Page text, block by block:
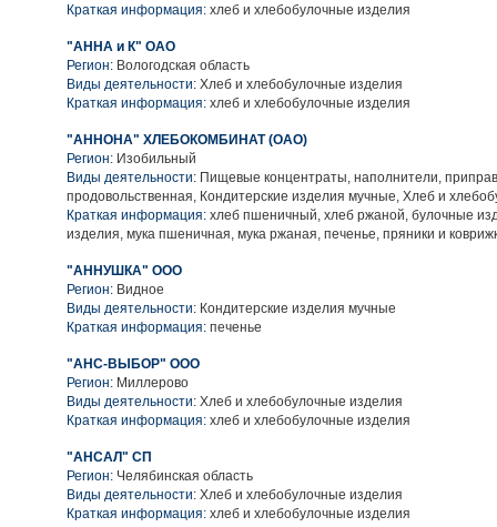
Краткая информация: хлеб и хлебобулочные изделия
"АННА и К" ОАО
Регион: Вологодская область
Виды деятельности: Хлеб и хлебобулочные изделия
Краткая информация: хлеб и хлебобулочные изделия
"АННОНА" ХЛЕБОКОМБИНАТ (ОАО)
Регион: Изобильный
Виды деятельности: Пищевые концентраты, наполнители,
продовольственная, Кондитерские изделия мучные, Хлеб и
Краткая информация: хлеб пшеничный, хлеб ржаной, булочные
изделия, мука пшеничная, мука ржаная, печенье, пряники и
"АННУШКА" ООО
Регион: Видное
Виды деятельности: Кондитерские изделия мучные
Краткая информация: печенье
"АНС-ВЫБОР" ООО
Регион: Миллерово
Виды деятельности: Хлеб и хлебобулочные изделия
Краткая информация: хлеб и хлебобулочные изделия
"АНСАЛ" СП
Регион: Челябинская область
Виды деятельности: Хлеб и хлебобулочные изделия
Краткая информация: хлеб и хлебобулочные изделия